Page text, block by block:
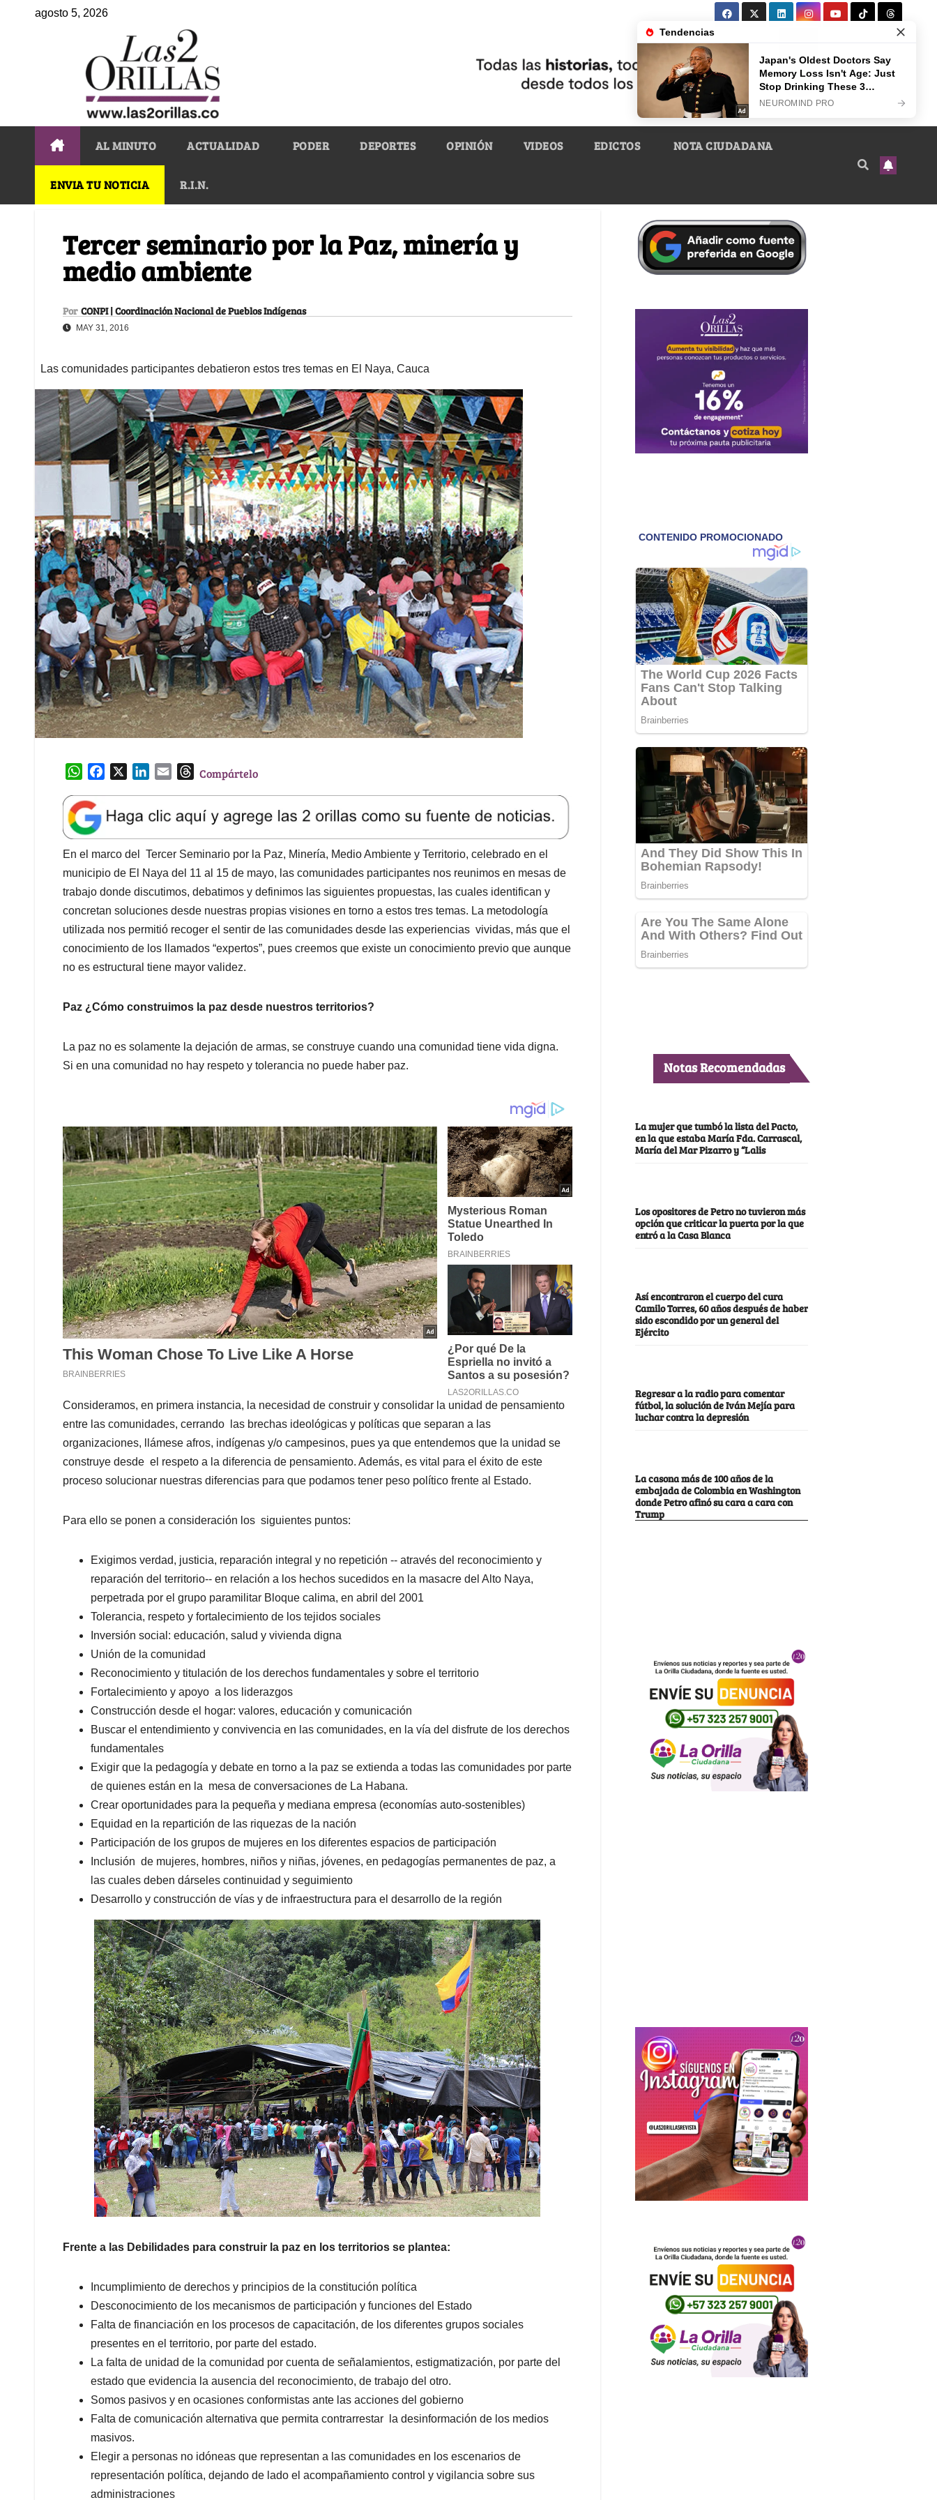
agosto 5, 2026
AL MINUTO ACTUALIDAD PODER DEPORTES OPINIÓN VIDEOS EDICTOS NOTA CIUDADANA
ENVIA TU NOTICIA R.I.N.
Tercer seminario por la Paz, minería y
medio ambiente
Por CONPI | Coordinación Nacional de Pueblos Indígenas
MAY 31, 2016
Las comunidades participantes debatieron estos tres temas en El Naya, Cauca
W
a
t
s
A
p
p
e
b
o
o
k
k
e
d
I
n
l
T
e
a
d
s
Compártelo
En el marco del Tercer Seminario por la Paz, Minería, Medio Ambiente y Territorio, celebrado en el
municipio de El Naya del 11 al 15 de mayo, las comunidades participantes nos reunimos en mesas de
trabajo donde discutimos, debatimos y definimos las siguientes propuestas, las cuales identifican y
concretan soluciones desde nuestras propias visiones en torno a estos tres temas. La metodología
utilizada nos permitió recoger el sentir de las comunidades desde las experiencias vividas, más que el
conocimiento de los llamados “expertos”, pues creemos que existe un conocimiento previo que aunque
no es estructural tiene mayor validez.
Paz ¿Cómo construimos la paz desde nuestros territorios?
La paz no es solamente la dejación de armas, se construye cuando una comunidad tiene vida digna.
Si en una comunidad no hay respeto y tolerancia no puede haber paz.
Consideramos, en primera instancia, la necesidad de construir y consolidar la unidad de pensamiento
entre las comunidades, cerrando las brechas ideológicas y políticas que separan a las
organizaciones, llámese afros, indígenas y/o campesinos, pues ya que entendemos que la unidad se
construye desde el respeto a la diferencia de pensamiento. Además, es vital para el éxito de este
proceso solucionar nuestras diferencias para que podamos tener peso político frente al Estado.
Para ello se ponen a consideración los siguientes puntos:
Exigimos verdad, justicia, reparación integral y no repetición -- através del reconocimiento y
reparación del territorio-- en relación a los hechos sucedidos en la masacre del Alto Naya,
perpetrada por el grupo paramilitar Bloque calima, en abril del 2001
Tolerancia, respeto y fortalecimiento de los tejidos sociales
Inversión social: educación, salud y vivienda digna
Unión de la comunidad
Reconocimiento y titulación de los derechos fundamentales y sobre el territorio
Fortalecimiento y apoyo a los liderazgos
Construcción desde el hogar: valores, educación y comunicación
Buscar el entendimiento y convivencia en las comunidades, en la vía del disfrute de los derechos
fundamentales
Exigir que la pedagogía y debate en torno a la paz se extienda a todas las comunidades por parte
de quienes están en la mesa de conversaciones de La Habana.
Crear oportunidades para la pequeña y mediana empresa (economías auto-sostenibles)
Equidad en la repartición de las riquezas de la nación
Participación de los grupos de mujeres en los diferentes espacios de participación
Inclusión de mujeres, hombres, niños y niñas, jóvenes, en pedagogías permanentes de paz, a
las cuales deben dárseles continuidad y seguimiento
Desarrollo y construcción de vías y de infraestructura para el desarrollo de la región
Frente a las Debilidades para construir la paz en los territorios se plantea:
Incumplimiento de derechos y principios de la constitución política
Desconocimiento de los mecanismos de participación y funciones del Estado
Falta de financiación en los procesos de capacitación, de los diferentes grupos sociales
presentes en el territorio, por parte del estado.
La falta de unidad de la comunidad por cuenta de señalamientos, estigmatización, por parte del
estado que evidencia la ausencia del reconocimiento, de trabajo del otro.
Somos pasivos y en ocasiones conformistas ante las acciones del gobierno
Falta de comunicación alternativa que permita contrarrestar la desinformación de los medios
masivos.
Elegir a personas no idóneas que representan a las comunidades en los escenarios de
representación política, dejando de lado el acompañamiento control y vigilancia sobre sus
administraciones
Notas Recomendadas
La mujer que tumbó la lista del Pacto,
en la que estaba María Fda. Carrascal,
María del Mar Pizarro y “Lalis
Los opositores de Petro no tuvieron más
opción que criticar la puerta por la que
entró a la Casa Blanca
Así encontraron el cuerpo del cura
Camilo Torres, 60 años después de haber
sido escondido por un general del
Ejército
Regresar a la radio para comentar
fútbol, la solución de Iván Mejía para
luchar contra la depresión
La casona más de 100 años de la
embajada de Colombia en Washington
donde Petro afinó su cara a cara con
Trump